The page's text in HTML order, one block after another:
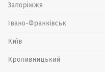
Запоріжжя
Івано-Франківськ
Київ
Кропивницький